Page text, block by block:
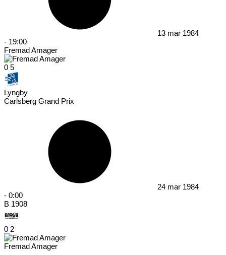
13 mar 1984
- 19:00
Fremad Amager
0 5
Lyngby
Carlsberg Grand Prix
24 mar 1984
- 0:00
B 1908
0 2
Fremad Amager